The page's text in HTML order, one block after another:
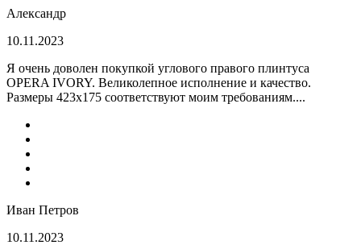
Александр
10.11.2023
Я очень доволен покупкой углового правого плинтуса
OPERA IVORY. Великолепное исполнение и качество.
Размеры 423х175 соответствуют моим требованиям....
Иван Петров
10.11.2023